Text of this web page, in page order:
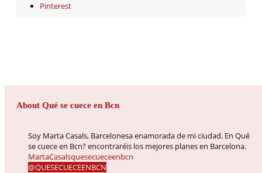
Pinterest
About Qué se cuece en Bcn
Soy Marta Casals, Barcelonesa enamorada de mi ciudad. En Qué
se cuece en Bcn? encontraréis los mejores planes en Barcelona.
MartaCasalsquesecueceenbcn
@QUESECUECEENBCN